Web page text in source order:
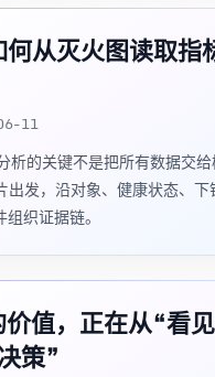
从灭火图读取指
11
的关键不是把所有数据交
出发，沿对象、健康状态、下
织证据链。
值，正在从“看
策”